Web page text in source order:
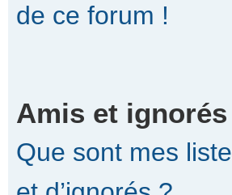
de ce forum !
Amis et ignorés
Que sont mes